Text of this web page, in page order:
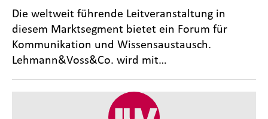
Die weltweit führende Leitveranstaltung in
diesem Marktsegment bietet ein Forum für
Kommunikation und Wissensaustausch.
Lehmann&Voss&Co. wird mit…